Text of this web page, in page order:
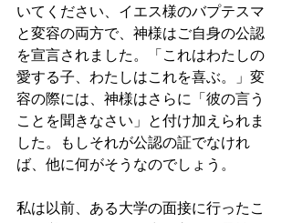
いてください、イエス様のバプテスマ
と変容の両方で、神様はご自身の公認
を宣言されました。「これはわたしの
愛する子、わたしはこれを喜ぶ。」変
容の際には、神様はさらに「彼の言う
ことを聞きなさい」と付け加えられま
した。もしそれが公認の証でなけれ
ば、他に何がそうなのでしょう。
私は以前、ある大学の面接に行ったこ